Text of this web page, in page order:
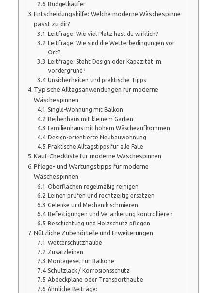
Budgetkäufer
Entscheidungshilfe: Welche moderne Wäschespinne
passt zu dir?
Leitfrage: Wie viel Platz hast du wirklich?
Leitfrage: Wie sind die Wetterbedingungen vor
Ort?
Leitfrage: Steht Design oder Kapazität im
Vordergrund?
Unsicherheiten und praktische Tipps
Typische Alltagsanwendungen für moderne
Wäschespinnen
Single-Wohnung mit Balkon
Reihenhaus mit kleinem Garten
Familienhaus mit hohem Wäscheaufkommen
Design-orientierte Neubauwohnung
Praktische Alltagstipps für alle Fälle
Kauf-Checkliste für moderne Wäschespinnen
Pflege- und Wartungstipps für moderne
Wäschespinnen
Oberflächen regelmäßig reinigen
Leinen prüfen und rechtzeitig ersetzen
Gelenke und Mechanik schmieren
Befestigungen und Verankerung kontrollieren
Beschichtung und Holzschutz pflegen
Nützliche Zubehörteile und Erweiterungen
Wetterschutzhaube
Zusatzleinen
Montageset für Balkone
Schutzlack / Korrosionsschutz
Abdeckplane oder Transporthaube
Ähnliche Beiträge: